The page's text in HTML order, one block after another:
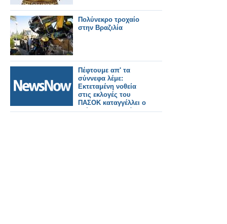
Πολύνεκρο τροχαίο
στην Βραζιλία
Πέφτουμε απ' τα
σύννεφα λέμε:
Εκτεταμένη νοθεία
στις εκλογές του
ΠΑΣΟΚ καταγγέλλει ο
Στέφανος Τζουμάκας